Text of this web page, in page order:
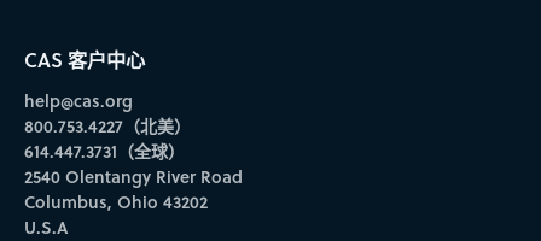
CAS 客户中心
help@cas.org
800.753.4227（北美）
614.447.3731（全球）
2540 Olentangy River Road
Columbus, Ohio 43202
U.S.A